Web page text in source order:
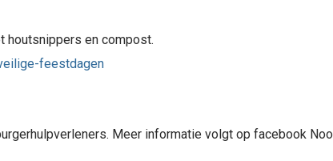
houtsnippers en compost.
feestdagen
Meer informatie volgt op facebook